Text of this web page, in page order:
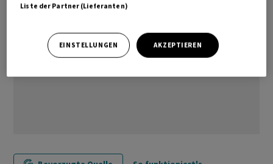
Liste der Partner (Lieferanten)
EINSTELLUNGEN AKZEPTIEREN